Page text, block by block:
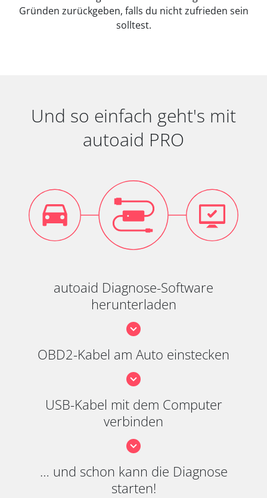
Gründen zurückgeben, falls du nicht zufrieden sein
solltest.
Und so einfach geht's mit
autoaid PRO
autoaid Diagnose-Software
herunterladen
OBD2-Kabel am Auto einstecken
USB-Kabel mit dem Computer
verbinden
… und schon kann die Diagnose
starten!